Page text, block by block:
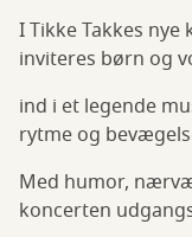
I Tikke Takkes nye
inviteres børn og
ind i et legende
rytme og
Med humor,
koncerten